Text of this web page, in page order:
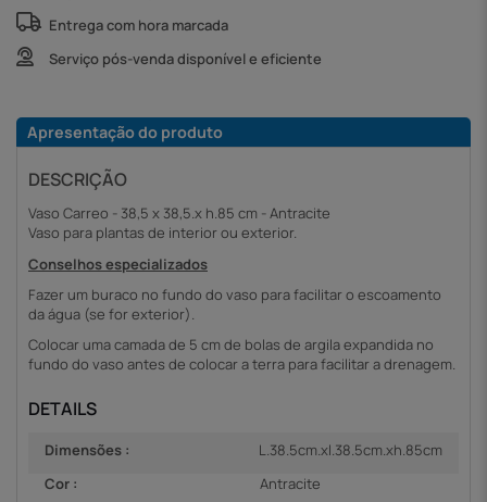
Entrega com hora marcada
Serviço pós-venda disponível e eficiente
Apresentação do produto
DESCRIÇÃO
Vaso Carreo - 38,5 x 38,5.x h.85 cm - Antracite
Vaso para plantas de interior ou exterior.
Conselhos especializados
Fazer um buraco no fundo do vaso para facilitar o escoamento
da água (se for exterior).
Colocar uma camada de 5 cm de bolas de argila expandida no
fundo do vaso antes de colocar a terra para facilitar a drenagem.
DETAILS
Dimensões :
L.38.5cm.xl.38.5cm.xh.85cm
Cor :
Antracite